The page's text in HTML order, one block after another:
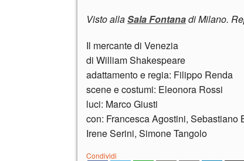
Visto allaSala Fontanadi Milano.
Il mercante di Venezia
di William Shakespeare
adattamento e regia: Filippo Renda
scene e costumi: Eleonora Rossi
luci: Marco Giusti
con: Francesca Agostini, Sebastiano
Irene Serini, Simone Tangolo
Condividi